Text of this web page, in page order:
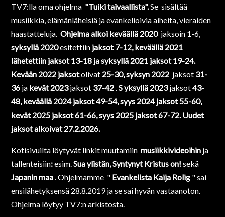
TV7:lla oma ohjelma "Tuiki taivaallista".Se sisältää
musiikkia, elämänläheisiä ja evankelioivia aiheita, vieraiden
haastatteluja.Ohjelma alkoi keväällä 2020jaksoin 1-6,
syksyllä 2020esitettiin jaksot 7-12, keväällä 2021
lähetettiin jaksot 13-18 ja syksyllä 2021 jaksot 19-24.
Kevään 2022 jaksotolivat 25-30, syksyn 2022 jaksot 31-
36 ja kevät 2023jaksot 37-42.Syksyllä 2023jaksot43-
48, keväällä 2024 jaksot 49-54, syys 2024 jaksot 55-60,
kevät 2025 jaksot 61-66, syys 2025 jaksot 67-72. Uudet
jaksot alkoivat 27.2.2026.
Kotisivuilta löytyvät linkit muutamiinmusiikkivideoihin ja
tallenteisiin:esim.Sua ylistän, Syntynyt Kristus on!sekä
Japanin maa. Ohjelmamme " Evankelista Kaija Rolig " sai
ensilähetyksensä 28.8.2019 ja se sai hyvän vastaanoton.
Ohjelma löytyy TV7:n arkistosta.